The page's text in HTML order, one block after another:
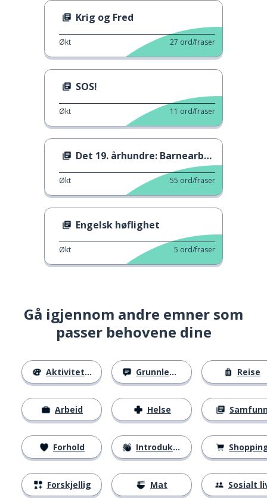
Krig og Fred
Økt 27 ord/fraser
SOS!
Økt 11 ord/fraser
Det 19. århundre: Barnearbeid
Økt 55 ord/fraser
Engelsk høflighet
Økt 5 ord/fraser
Gå igjennom andre emner som
passer behovene dine
Aktiviteter
Arbeid
Forhold
Forskjellig
Grunnleggende
Helse
Introduksjoner
Mat
Reise
Sosialt